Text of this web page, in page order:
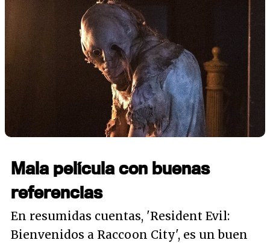
Mala película con buenas
referencias
En resumidas cuentas, 'Resident Evil:
Bienvenidos a Raccoon City', es un buen